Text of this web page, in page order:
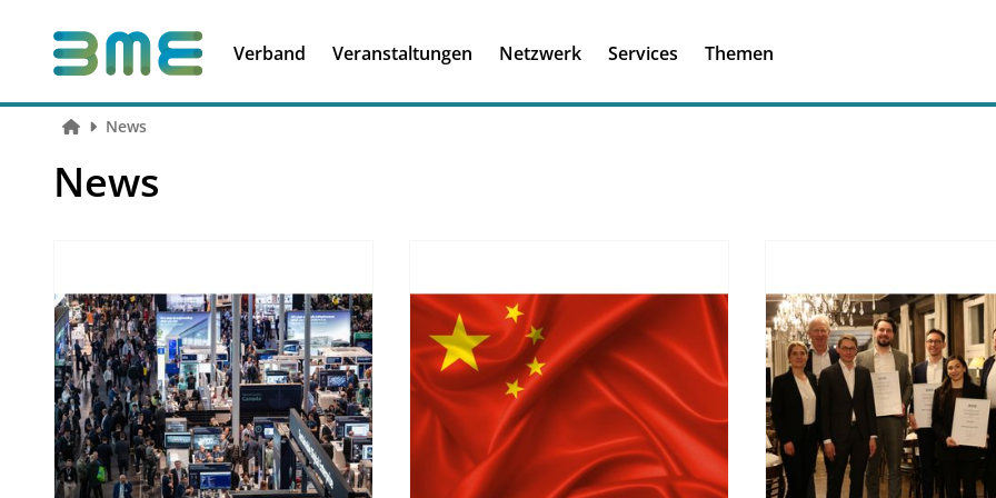
Verband Veranstaltungen
Führungskompetenzen
Netzwerk
Services Themen
Ich habe einen
News
News